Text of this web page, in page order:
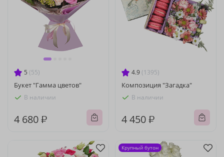
5 (55)
Букет "Гамма цветов"
В наличии
4 680 ₽
4.9 (1395)
Композиция "Загадка"
В наличии
4 450 ₽
Крупный бутон